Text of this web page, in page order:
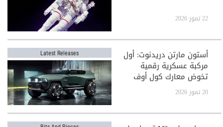
22 تموز 2026
Latest Releases أستون مارتن دريدنوت: أول
مركبة عسكرية رقمية
تخوض معارك كول أوف
ديوتي
20 تموز 2026